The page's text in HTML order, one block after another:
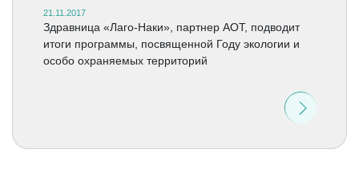
21.11.2017
Здравница «Лаго-Наки», партнер АОТ, подводит
итоги программы, посвященной Году экологии и
особо охраняемых территорий